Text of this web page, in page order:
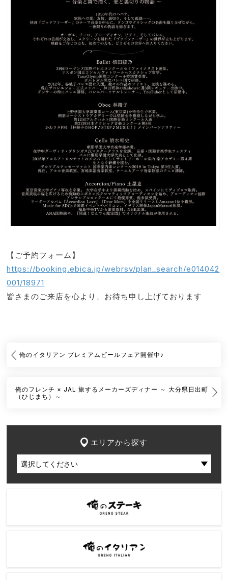
【ご予約フォーム】
https://booking.ebica.jp/webrsv/plan_search/e014042
001/18971
皆さまのご来店を心より、お待ち申し上げております
俺のイタリアン プレミアムビールフェア開催中♪
俺のフレンチ × JAL 旅するメーカーズディナー ～ 大分県日出町
（ひじまち）～
エリアから探す